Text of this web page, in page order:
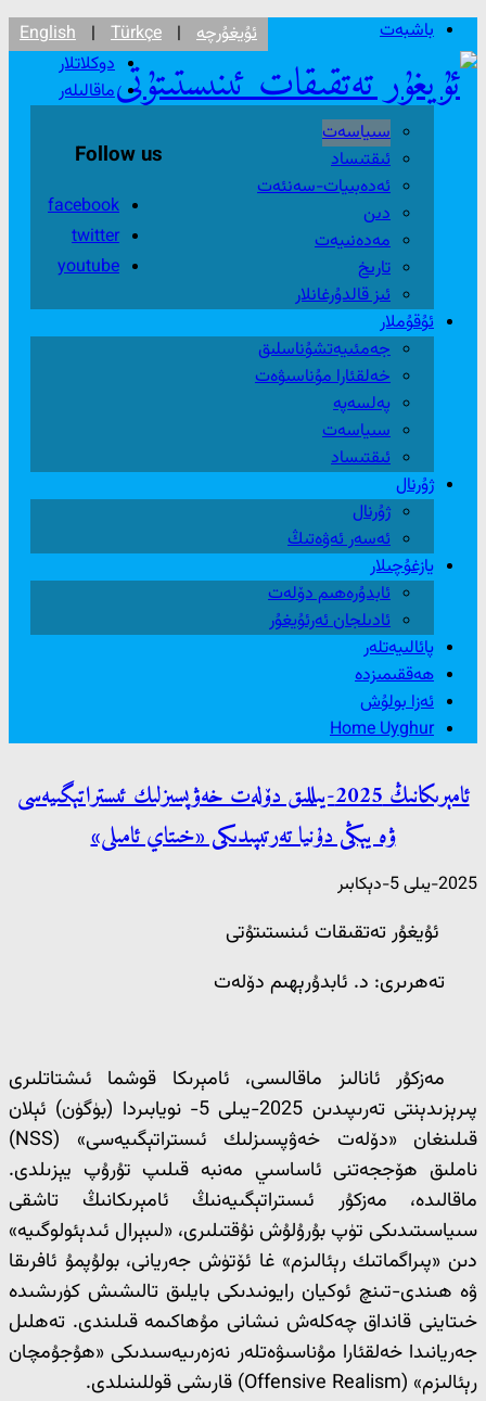
ئۇيغۇرچە |
English | Türkçe
Follow us
facebook
twitter
youtube
باشبەت
دوكلاتلار
ماقالىلەر
سىياسەت
ئىقتىساد
ئەدەبىيات-سەنئەت
دىن
مەدەنىيەت
تارىخ
ئىز قالدۇرغانلار
ئۇقۇملار
جەمئىيەتشۇناسلىق
خەلقئارا مۇناسىۋەت
پەلسەپە
سىياسەت
ئىقتىساد
ژۇرنال
ژۇرنال
ئەسەر ئەۋەتىڭ
يازغۇچىلار
ئابدۇرەھىم دۆلەت
ئادىلجان ئەرئۇيغۇر
پائالىيەتلەر
ھەققىمىزدە
ئەزا بولۇش
Home Uyghur
ئامېرىكانىڭ 2025-يىللىق دۆلەت خەۋپسىزلىك ئىستراتېگىيەسى
ۋە يېڭى دۇنيا تەرتىپىدىكى «خىتاي ئامىلى»
2025-يىلى 5-دېكابىر
ئۇيغۇر تەتقىقات ئىنستىتۇتى
تەھرىرى: د. ئابدۇرېھىم دۆلەت
مەزكۇر ئانالىز ماقالىسى، ئامېرىكا قوشما ئىشتاتلىرى
پىرېزىدېنتى تەرىپىدىن 2025-يىلى 5- نويابىردا (بۈگۈن) ئېلان
قىلىنغان «دۆلەت خەۋپسىزلىك ئىستراتېگىيەسى» (NSS)
ناملىق ھۆججەتنى ئاساسىي مەنبە قىلىپ تۇرۇپ يېزىلدى.
ماقالىدە، مەزكۇر ئىستراتېگىيەنىڭ ئامېرىكانىڭ تاشقى
سىياسىتىدىكى تۈپ بۇرۇلۇش نۇقتىلىرى، «لىبېرال ئىدېئولوگىيە»
دىن «پىراگماتىك رېئالىزم» غا ئۆتۈش جەريانى، بولۇپمۇ ئافرىقا
ۋە ھىندى-تىنچ ئوكيان رايونىدىكى بايلىق تالىشىش كۈرىشىدە
خىتاينى قانداق چەكلەش نىشانى مۇھاكىمە قىلىندى. تەھلىل
جەريانىدا خەلقئارا مۇناسىۋەتلەر نەزەرىيەسىدىكى «ھۇجۇمچان
رېئالىزم» (Offensive Realism) قارىشى قوللىنىلدى.